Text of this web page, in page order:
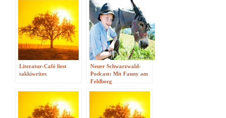
Literatur-Café liest
takkiwrites
Neuer Schwarzwald-
Podcast: Mit Fanny am
Feldberg